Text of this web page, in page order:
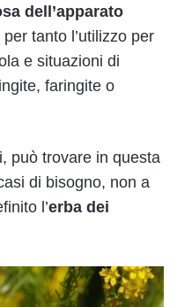
dell’apparato
tanto l’utilizzo per
e situazioni di
faringite o
può trovare in questa
di bisogno, non a
l’erba dei